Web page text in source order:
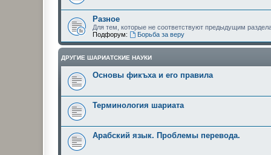
Разное
Для тем, которые не соответствуют предыдущим
Подфорум:
Борьба за веру
ДРУГИЕ ШАРИАТСКИЕ НАУКИ
Основы фикъха и его правила
Терминология шариата
Арабский язык. Проблемы перевода.